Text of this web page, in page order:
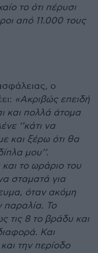
το ότι πέρυσι
από 11.000 τους
ο
«Ακριβώς επειδή
και πολλά άτομα
‘’κάτι να
και ξέρω ότι θα
μου’’.
το ωράριο του
σταματά για
όταν ακόμη
παραλία. Το
τις 8 το βράδυ και
Και
την περίοδο